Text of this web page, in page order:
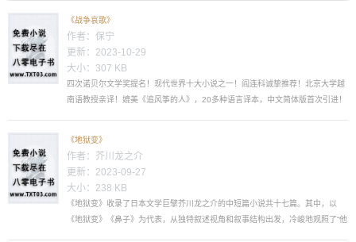
《战争哀歌》
作者： 保宁
更新：2023-10-29
大小：307 KB
四次诺贝尔文学奖提名！现代世界十大小说之一！阎连科诚挚推荐！北京大学越
南语教授亲译！媲美《追风筝的人》，20多种语言译本，中文简体版首次引进！
《地狱变》
作者： 芥川龙之介
更新：2023-09-27
大小：238 KB
《地狱变》收录了日本文学巨擘芥川龙之介的中短篇小说共十七篇。其中，以
《地狱变》《鼻子》为代表，从独特叙述视角和叙事结构出发，冷峻地观照了“他